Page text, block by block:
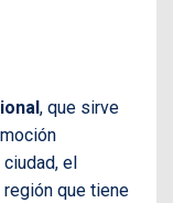
, que sirve
el
que tiene